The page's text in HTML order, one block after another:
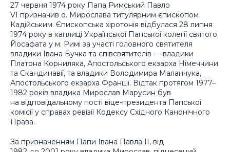
27 червня 1974 року Папа Римський Павло
VI призначив о. Мирослава титулярним єпископом
Кадійським. Єпископська хіротонія відбулася 28 липня
1974 року в каплиці Української Папської колегії святого
Йосафата у м. Римі за участі головного святителя
владики Івана Бучка та співсвятителів — владики
Платона Корниляка, Апостольського екзарха Німеччини
та Скандинавії, та владики Володимира Маланчука,
Апостольського екзарха Франції. Відтак протягом 1977–
1982 років владика Мирослав Марусин був
на відповідальному пості віце-президента Папської
комісії у справах ревізії Кодексу Східного Канонічного
Права.
За призначенням Папи Івана Павла ІІ, від